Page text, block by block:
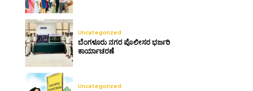
Uncategorized
ಬೆಂಗಳೂರು ನಗರ ಪೊಲೀಸರ ಭರ್ಜರಿ
ಕಾರ್ಯಾಚರಣೆ
Uncategorized